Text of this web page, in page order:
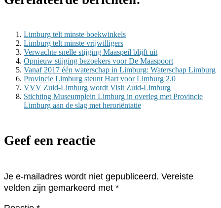
Limburg telt minste boekwinkels
Limburg telt minste vrijwilligers
Verwachte snelle stijging Maaspeil blijft uit
Opnieuw stijging bezoekers voor De Maaspoort
Vanaf 2017 één waterschap in Limburg: Waterschap Limburg
Provincie Limburg steunt Hart voor Limburg 2.0
VVV Zuid-Limburg wordt Visit Zuid-Limburg
Stichting Museumplein Limburg in overleg met Provincie
Limburg aan de slag met heroriëntatie
Geef een reactie
Je e-mailadres wordt niet gepubliceerd. Vereiste
velden zijn gemarkeerd met *